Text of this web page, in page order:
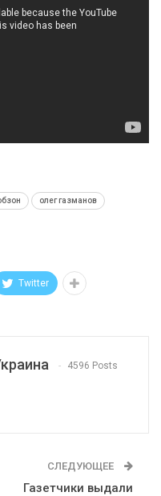
олег газманов
Twitter
4596 Posts
СЛЕДУЮЩЕЕ
Газетчики выдали